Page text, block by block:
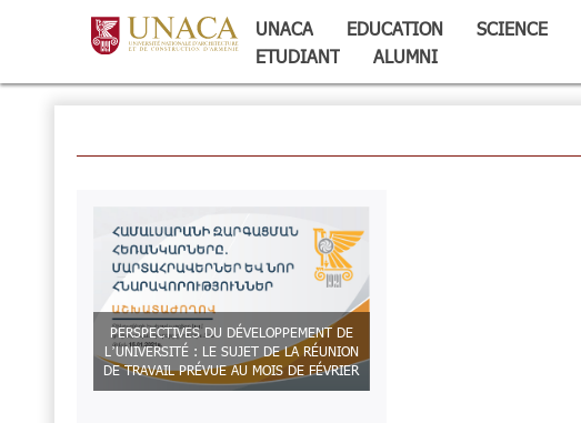
UNACA EDUCATION SCIENCE
ETUDIANT
ALUMNI
PERSPECTIVES DU DÉVELOPPEMENT DE
L’UNIVERSITÉ : LE SUJET DE LA RÉUNION
DE TRAVAIL PRÉVUE AU MOIS DE FÉVRIER